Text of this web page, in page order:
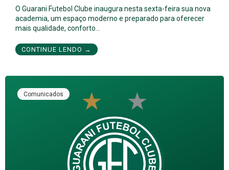
O Guarani Futebol Clube inaugura nesta sexta-feira sua nova
academia, um espaço moderno e preparado para oferecer
mais qualidade, conforto…
CONTINUE LENDO →
Comunicados